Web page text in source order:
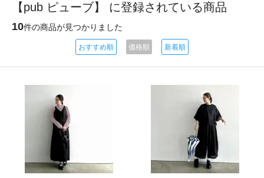
【pub ピューブ】 に登録されている商品
10件の商品が見つかりました
おすすめ順 価格順 新着順